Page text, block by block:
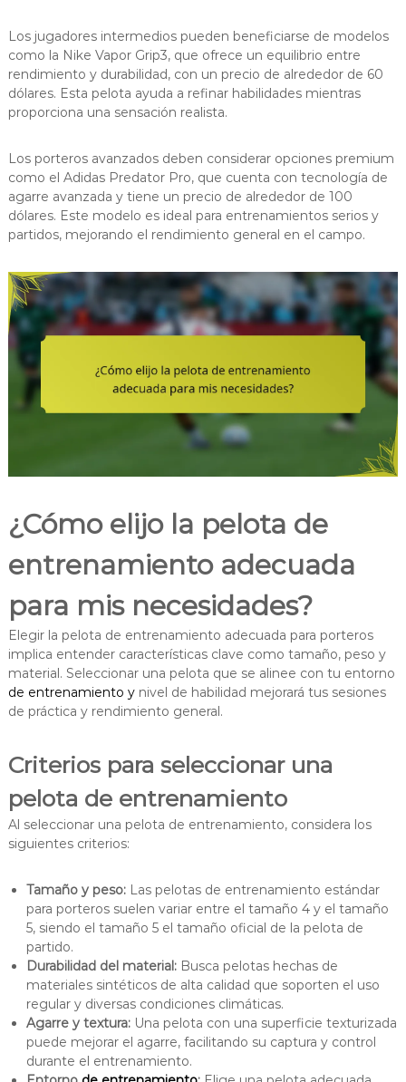
Los jugadores intermedios pueden beneficiarse de modelos
como la Nike Vapor Grip3, que ofrece un equilibrio entre
rendimiento y durabilidad, con un precio de alrededor de 60
dólares. Esta pelota ayuda a refinar habilidades mientras
proporciona una sensación realista.
Los porteros avanzados deben considerar opciones premium
como el Adidas Predator Pro, que cuenta con tecnología de
agarre avanzada y tiene un precio de alrededor de 100
dólares. Este modelo es ideal para entrenamientos serios y
partidos, mejorando el rendimiento general en el campo.
¿Cómo elijo la pelota de
entrenamiento adecuada
para mis necesidades?
Elegir la pelota de entrenamiento adecuada para porteros
implica entender características clave como tamaño, peso y
material. Seleccionar una pelota que se alinee con tu entorno
de entrenamiento ynivel de habilidad mejorará tus sesiones
de práctica y rendimiento general.
Criterios para seleccionar una
pelota de entrenamiento
Al seleccionar una pelota de entrenamiento, considera los
siguientes criterios:
Tamaño y peso:Las pelotas de entrenamiento estándar
para porteros suelen variar entre el tamaño 4 y el tamaño
5, siendo el tamaño 5 el tamaño oficial de la pelota de
partido.
Durabilidad del material:Busca pelotas hechas de
materiales sintéticos de alta calidad que soporten el uso
regular y diversas condiciones climáticas.
Agarre y textura:Una pelota con una superficie texturizada
puede mejorar el agarre, facilitando su captura y control
durante el entrenamiento.